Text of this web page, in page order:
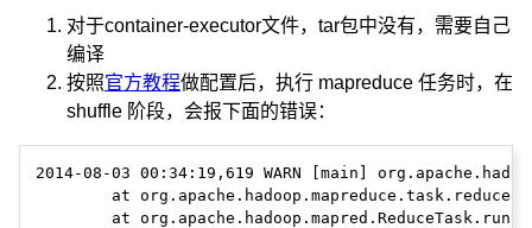
对于container-executor文件，tar包中没有，需要自己
编译
按照官方教程做配置后，执行 mapreduce 任务时，在
shuffle 阶段，会报下面的错误：
2014-08-03 00:34:19,619 WARN [main]
at
at